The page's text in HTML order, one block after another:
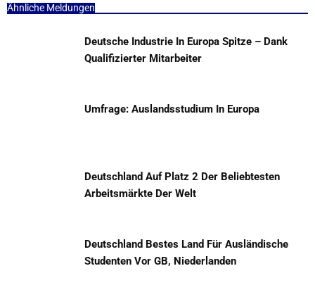
Ähnliche Meldungen
Deutsche Industrie In Europa Spitze – Dank
Qualifizierter Mitarbeiter
Umfrage: Auslandsstudium In Europa
Deutschland Auf Platz 2 Der Beliebtesten
Arbeitsmärkte Der Welt
Deutschland Bestes Land Für Ausländische
Studenten Vor GB, Niederlanden